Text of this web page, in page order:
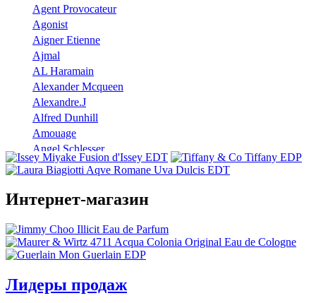
Agent Provocateur
Agonist
Aigner Etienne
Ajmal
AL Haramain
Alexander Mcqueen
Alexandre.J
Alfred Dunhill
Amouage
Angel Schlesser
Anna Sui
Annayake
Annick Goutal
Antonio Banderas
Aramis
Armaf
Armand Basi
Azzaro
Интернет-магазин
Лидеры продаж